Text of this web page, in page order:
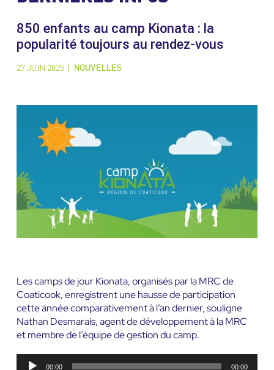
850 enfants au camp Kionata : la
popularité toujours au rendez-vous
27 JUIN 2025 NOUVELLES
Les camps de jour Kionata, organisés par la MRC de
Coaticook, enregistrent une hausse de participation
cette année comparativement à l’an dernier, souligne
Nathan Desmarais, agent de développement à la MRC
et membre de l’équipe de gestion du camp.
Lecteur00:00 00:00